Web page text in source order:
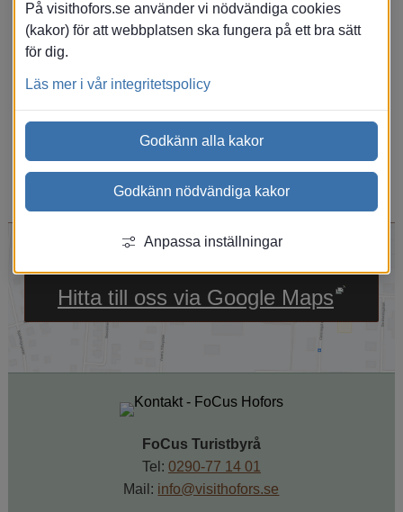
Vi hittade ingen tillgänglighet under valda
datum, vänligen gör en ny sökning eller
visa alla boenden/aktiviteter via rubrikerna
ovan.
Hitta till oss via Google Maps
Länk till annan
FoCus Turistbyrå
Tel: 0290-77 14 01
Mail: info@visithofors.se
På visithofors.se använder vi nödvändiga cookies
(kakor) för att webbplatsen ska fungera på ett bra sätt
för dig.
Läs mer i vår integritetspolicy
Godkänn alla kakor
Godkänn nödvändiga kakor
Anpassa inställningar